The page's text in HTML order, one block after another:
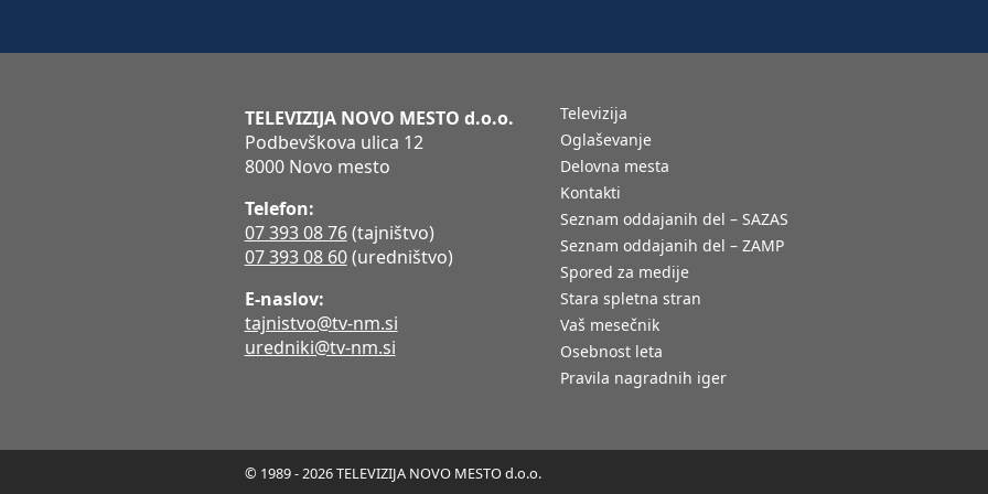
TELEVIZIJA NOVO MESTO d.o.o.
Podbevškova ulica 12
8000 Novo mesto
Telefon:
07 393 08 76(tajništvo)
07 393 08 60(uredništvo)
E-naslov:
tajnistvo@tv-nm.si
uredniki@tv-nm.si
Televizija
Oglaševanje
Delovna mesta
Kontakti
Seznam oddajanih del – SAZAS
Seznam oddajanih del – ZAMP
Spored za medije
Stara spletna stran
Vaš mesečnik
Osebnost leta
Pravila nagradnih iger
© 1989 - 2026 TELEVIZIJA NOVO MESTO d.o.o.